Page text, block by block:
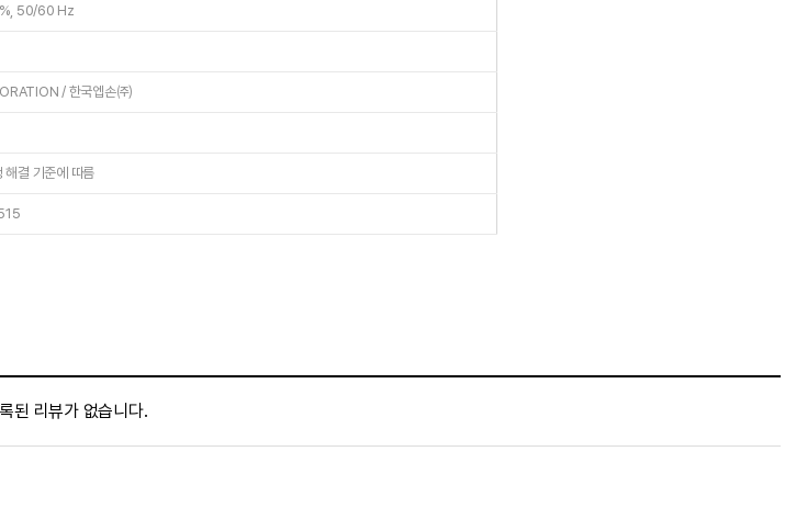
50/60 Hz
/ 한국엡손㈜
해결 기준에 따름
된 리뷰가 없습니다.